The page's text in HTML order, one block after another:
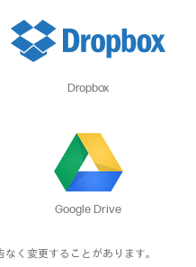
Dropbox
Google Drive
く変更することがあります。